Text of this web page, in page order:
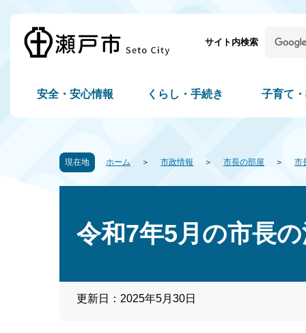
サイト内検索
安全・安心情報 くらし・手続き 子育て
現在地 ホーム 市政情報 市長の部屋 市
令和7年5月の市長
更新日：2025年5月30日